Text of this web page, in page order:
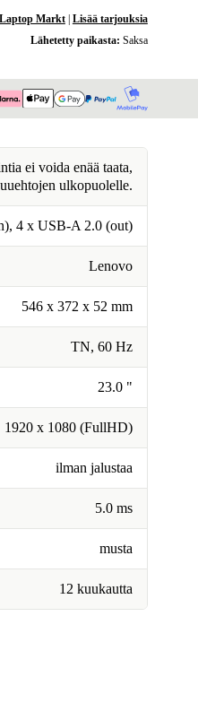
Laptop Markt| Lisää tarjouksia
Lähetetty paikasta: Saksa
ei voida enää taata,
ulkopuolelle.
4 x USB-A 2.0 (out)
Lenovo
546 x 372 x 52 mm
TN, 60 Hz
23.0 "
1920 x 1080 (FullHD)
ilman jalustaa
5.0 ms
musta
12 kuukautta